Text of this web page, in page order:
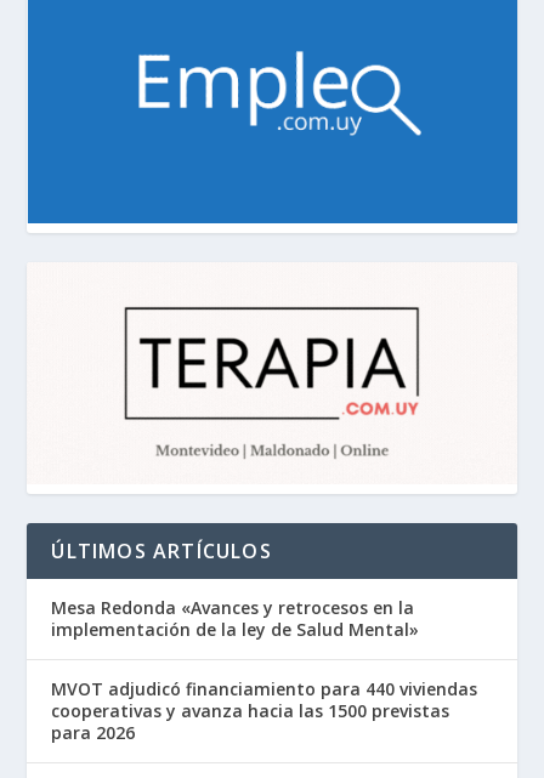
ÚLTIMOS ARTÍCULOS
Mesa Redonda «Avances y retrocesos en la
implementación de la ley de Salud Mental»
MVOT adjudicó financiamiento para 440 viviendas
cooperativas y avanza hacia las 1500 previstas
para 2026